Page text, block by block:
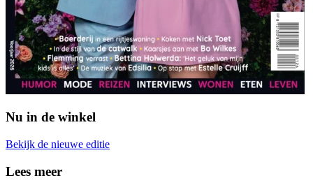
Nu in de winkel
Bekijk de nieuwe editie
Lees meer